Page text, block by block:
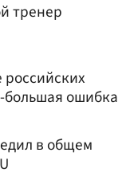
тренер
большая ошибка
в общем